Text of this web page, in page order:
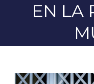
EN LA
Ver